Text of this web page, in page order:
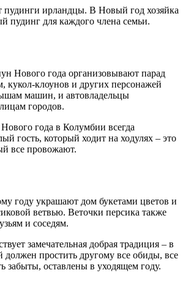
пудинги ирландцы. В Новый год хозяйка
пудинг для каждого члена семьи.
Нового года организовывают парад
кукол-клоунов и других персонажей
машин, и автовладельцы
городов.
года в Колумбии всегда
гость, который ходит на ходулях – это
все провожают.
году украшают дом букетами цветов и
ветвью. Веточки персика также
и соседям.
замечательная добрая традиция – в
простить другому все обиды, все
забыты, оставлены в уходящем году.